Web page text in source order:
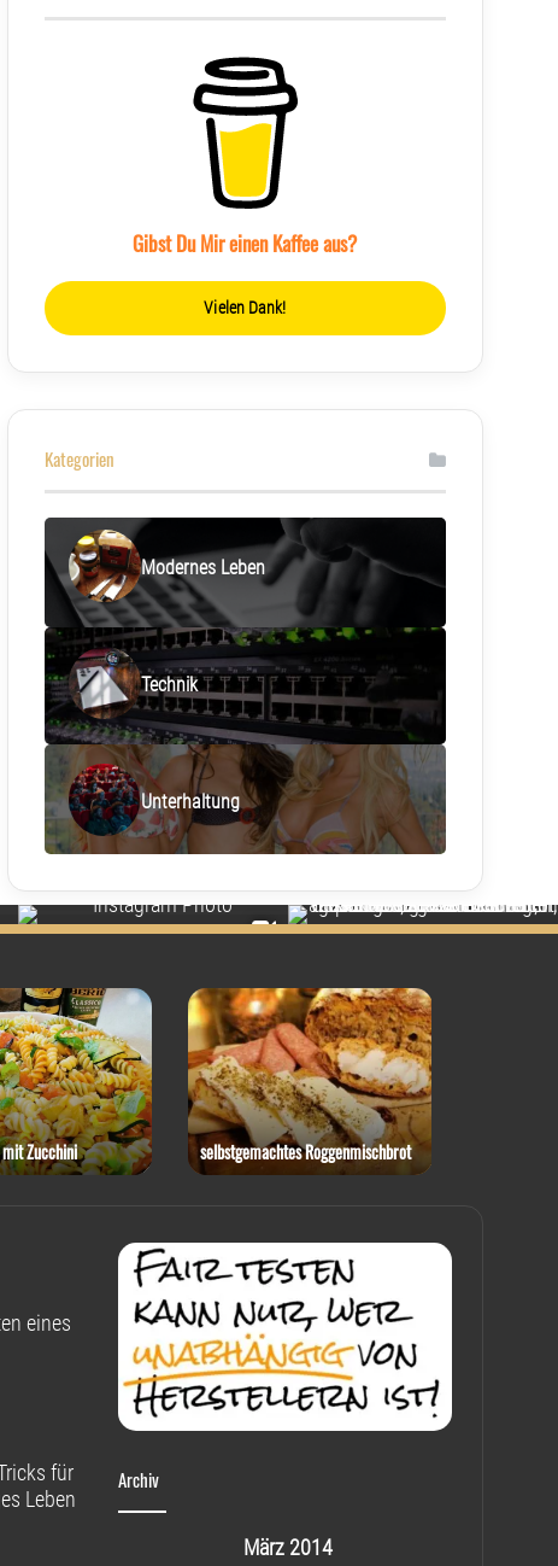
Gibst Du Mir einen Kaffee aus?
Vielen Dank!
Kategorien
Modernes Leben
Technik
Unterhaltung
Zucchini selbstgemachtes Roggenmischbrot
eines
für
Leben
Archiv
März 2014